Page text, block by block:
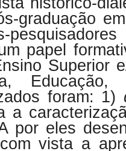
graduação
papel
Superior
foram: 1)
a
por eles
vista a